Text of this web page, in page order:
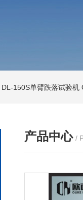
DL-150S单臂跌落试验机
产品中心 /